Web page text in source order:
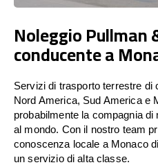
Noleggio Pullman
conducente a
Servizi di trasporto terrestre di
Nord America, Sud America e
probabilmente la compagnia
al mondo. Con il nostro team
conoscenza locale a Monaco
un servizio di alta classe.